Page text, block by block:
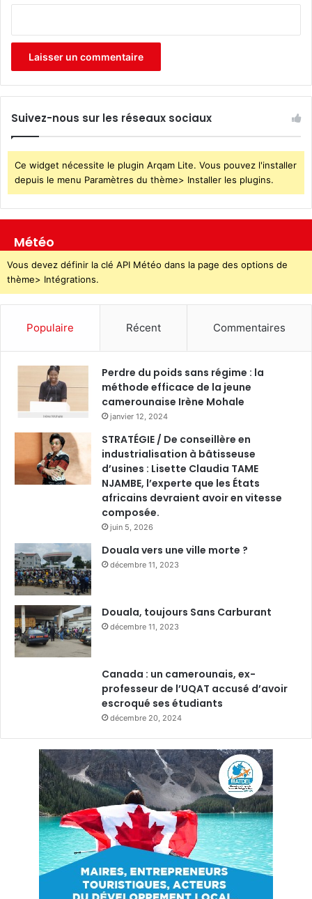
Suivez-nous sur les réseaux sociaux
Ce widget nécessite le plugin Arqam Lite. Vous pouvez l'installer
depuis le menu Paramètres du thème> Installer les plugins.
Météo
Vous devez définir la clé API Météo dans la page des options de
thème> Intégrations.
Populaire Récent Commentaires
Perdre du poids sans régime : la
méthode efficace de la jeune
camerounaise Irène Mohale
janvier 12, 2024
STRATÉGIE / De conseillère en
industrialisation à bâtisseuse
d’usines : Lisette Claudia TAME
NJAMBE, l’experte que les États
africains devraient avoir en vitesse
composée.
juin 5, 2026
Douala vers une ville morte ?
décembre 11, 2023
Douala, toujours Sans Carburant
décembre 11, 2023
Canada : un camerounais, ex-
professeur de l’UQAT accusé d’avoir
escroqué ses étudiants
décembre 20, 2024